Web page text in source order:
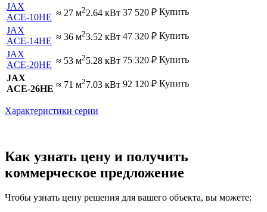
JAX
ACE-10HE ≈ 27 м22.64 кВт 37 520 ₽ Купить
JAX
ACE-14HE ≈ 36 м23.52 кВт 47 320 ₽ Купить
JAX
ACE-20HE ≈ 53 м25.28 кВт 75 320 ₽ Купить
JAX
ACE-26HE ≈ 71 м27.03 кВт 92 120 ₽ Купить
Характеристики серии
Как узнать цену и получить
коммерческое предложение
Чтобы узнать цену решения для вашего объекта, вы можете: